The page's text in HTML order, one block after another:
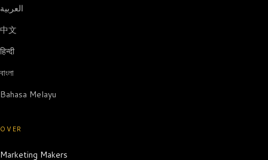
العربية
中文
हिन्दी
বাংলা
Bahasa Melayu
OVER
Marketing Makers